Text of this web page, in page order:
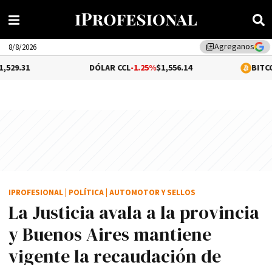
library_addAgreganos
8/8/2026
-1.25%$1,556.14 0.19%
La Justicia avala a la provincia
y Buenos Aires mantiene
vigente la recaudación de
IPROFESIONAL POLÍTICA AUTOMOTOR Y SELLOS